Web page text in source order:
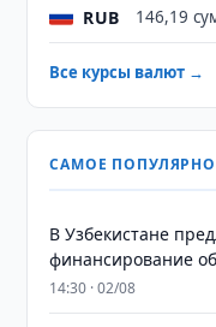
RUB 146,19
Все курсы валют →
САМОЕ
В Узбекистане
финансирование
14:30 · 02/08